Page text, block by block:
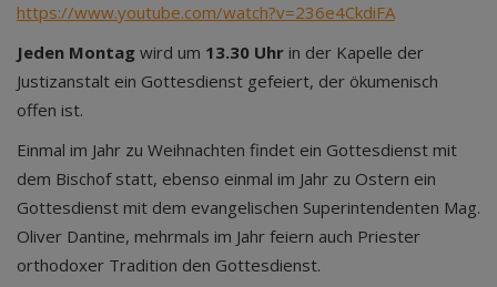
https://www.youtube.com/watch?v=236e4CkdiFA
Jeden Montag wird um 13.30 Uhr in der Kapelle der
Justizanstalt ein Gottesdienst gefeiert, der ökumenisch
offen ist.
Einmal im Jahr zu Weihnachten findet ein Gottesdienst mit
dem Bischof statt, ebenso einmal im Jahr zu Ostern ein
Gottesdienst mit dem evangelischen Superintendenten Mag.
Oliver Dantine, mehrmals im Jahr feiern auch Priester
orthodoxer Tradition den Gottesdienst.